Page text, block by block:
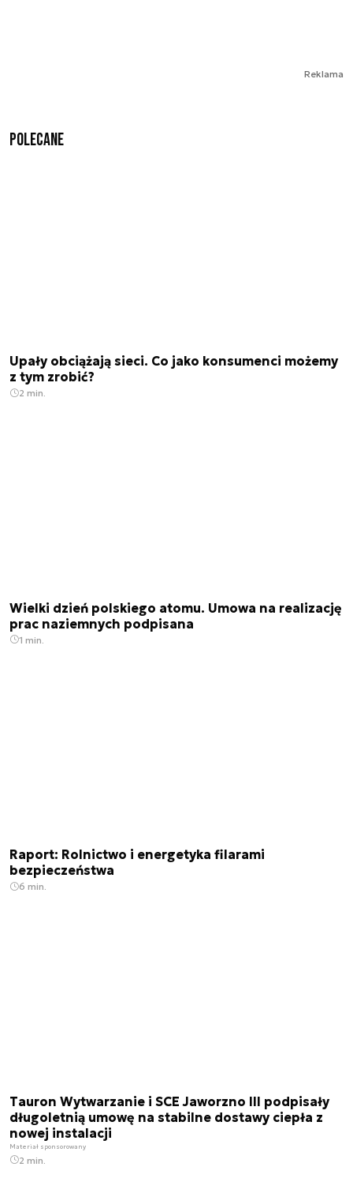
Reklama
Polecane
Upały obciążają sieci. Co jako konsumenci możemy
z tym zrobić?
2 min.
Wielki dzień polskiego atomu. Umowa na realizację
prac naziemnych podpisana
1 min.
Raport: Rolnictwo i energetyka filarami
bezpieczeństwa
6 min.
Tauron Wytwarzanie i SCE Jaworzno III podpisały
długoletnią umowę na stabilne dostawy ciepła z
nowej instalacji
Materiał sponsorowany
2 min.